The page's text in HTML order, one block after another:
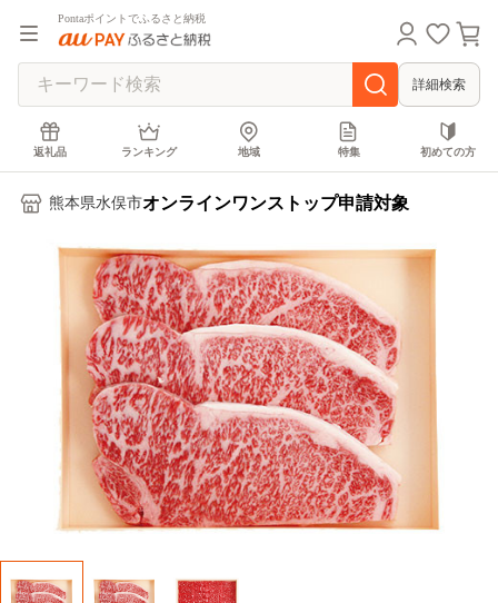
Pontaポイントでふるさと納税
詳細検索
返礼品 ランキング 地域 特集 初めての方
熊本県水俣市オンラインワンストップ申請対象